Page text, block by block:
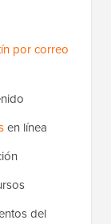
por correo
en línea
del